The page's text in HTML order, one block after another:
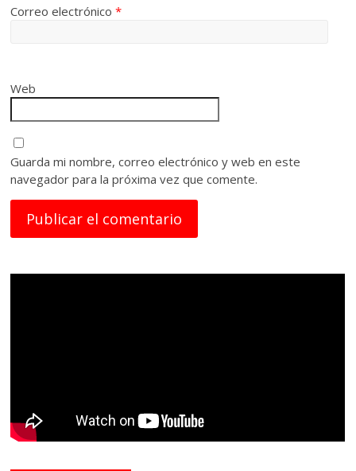
Correo electrónico*
Web
Guarda mi nombre, correo electrónico y web en este
navegador para la próxima vez que comente.